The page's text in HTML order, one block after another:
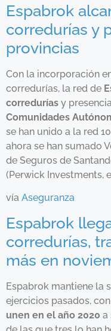
Espabrok
corredurías y
provincias
Con la incorporación
corredurías, la red de
corredurías y
Comunidades
se han unido a la red
ahora se han sumado
de Seguros de
(Perwick Investments,
vía Aseguranza
Espabrok
corredurías,
más en
Espabrok mantiene la
ejercicios pasados, con
unen en el año 2020 a